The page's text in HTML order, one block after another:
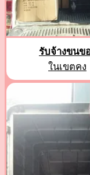
รับจ้างขนข
ในเขตคง